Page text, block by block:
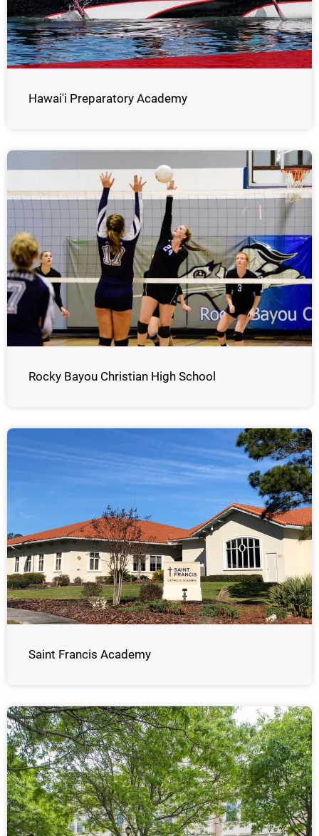
Hawai'i Preparatory Academy
Rocky Bayou Christian High School
Saint Francis Academy